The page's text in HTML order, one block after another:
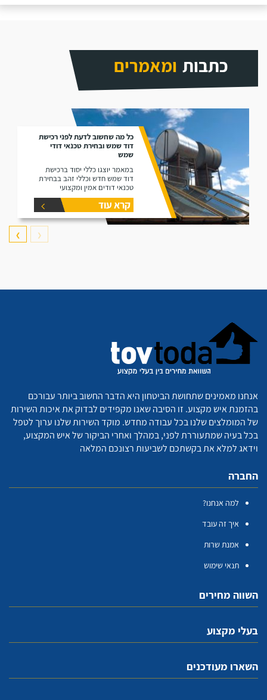
כתבות ומאמרים
כל מה שחשוב לדעת לפני רכישת
דוד שמש ובחירת טכנאי דודי
שמש
במאמר יוצגו כללי יסוד ברכישת
דוד שמש חדש וכללי זהב בבחירת
טכנאי דודים אמין ומקצועי
קרא עוד
❮
❯
אנחנו מאמינים שתחושת הביטחון היא הדבר החשוב ביותר עבורכם
בהזמנת איש מקצוע. זו הסיבה שאנו מקפידים לבדוק את איכות השירות
של המומלצים שלנו בכל עבודה מחדש. מוקד השירות שלנו ערוך לטפל
בכל בעיה שמתעוררת לפני, במהלך ואחרי הביקור של איש המקצוע,
וידאג למלא את בקשתכם לשביעות רצונכם המלאה
החברה
למה אנחנו?
איך זה עובד
אמנת שרות
תנאי שימוש
השווה מחירים
בעלי מקצוע
השארו מעודכנים